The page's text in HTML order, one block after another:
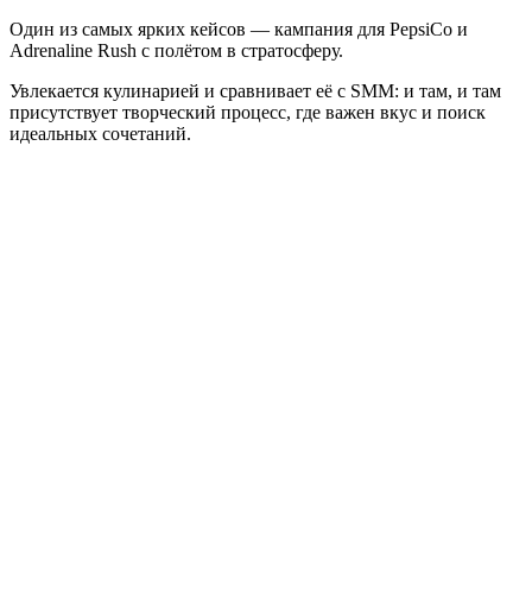
Один из самых ярких кейсов — кампания для PepsiCo и
Adrenaline Rush с полётом в стратосферу.
Увлекается кулинарией и сравнивает её с SMM: и там, и там
присутствует творческий процесс, где важен вкус и поиск
идеальных сочетаний.